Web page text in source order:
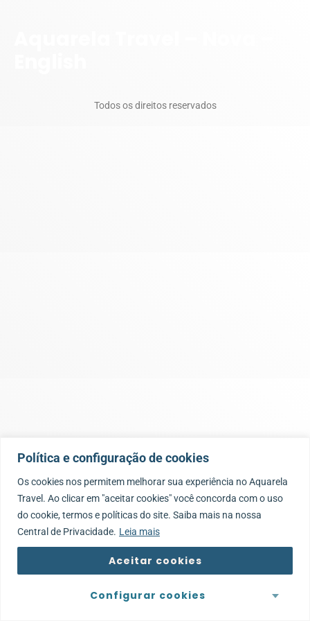
Política e configuração de cookies
Os cookies nos permitem melhorar sua experiência no Aquarela
Travel. Ao clicar em "aceitar cookies" você concorda com o uso
do cookie, termos e políticas do site. Saiba mais na nossa
Central de Privacidade. Leia mais
Configurar cookies
Aceitar cookies
Todos os direitos reservados